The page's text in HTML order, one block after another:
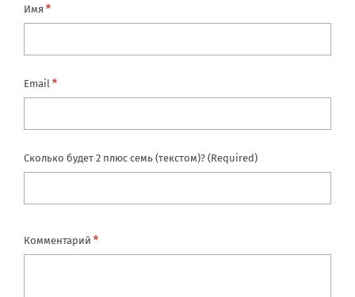
Имя *
Email *
Сколько будет 2 плюс семь (текстом)? (Required)
Комментарий *